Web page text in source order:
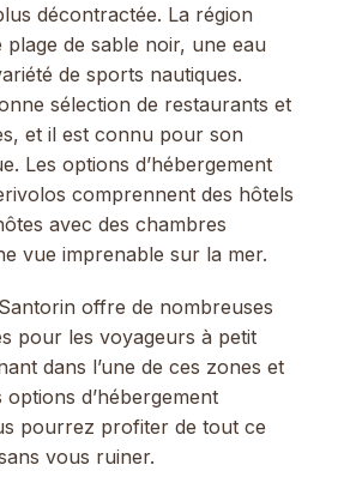
décontractée. La région
plage de sable noir, une eau
de sports nautiques.
sélection de restaurants et
et il est connu pour son
Les options d’hébergement
comprennent des hôtels
avec des chambres
vue imprenable sur la mer.
offre de nombreuses
pour les voyageurs à petit
dans l’une de ces zones et
d’hébergement
pourrez profiter de tout ce
vous ruiner.